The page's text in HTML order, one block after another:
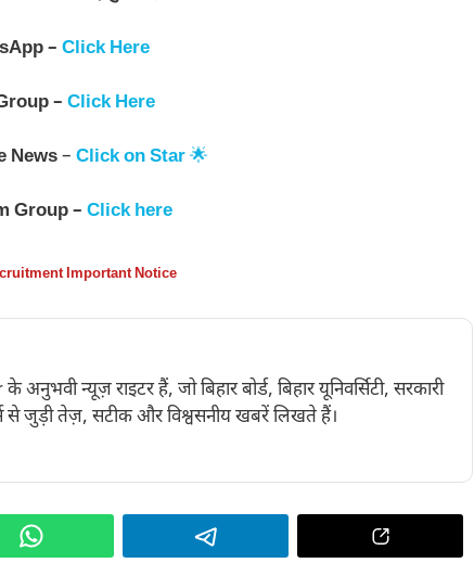
– Click Here
– Click Here
News– Click on Star🌟
Group – Click here
Important Notice
न्यूज़ राइटर हैं, जो बिहार बोर्ड, बिहार यूनिवर्सिटी, सरकारी
से जुड़ी तेज़, सटीक और विश्वसनीय खबरें लिखते हैं।